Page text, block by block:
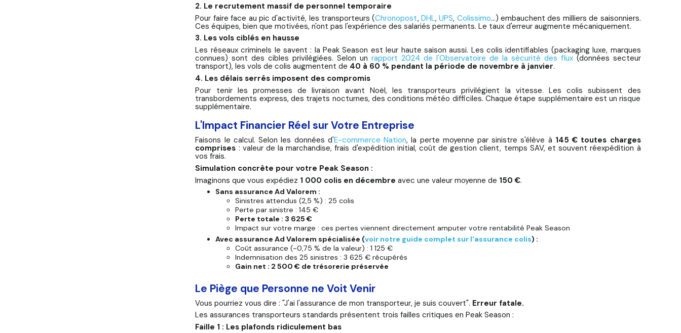
2. Le recrutement massif de personnel temporaire
Pour faire face au pic d'activité, les transporteurs (Chronopost, DHL,UPS, Colissimo...) embauchent des milliers de saisonniers.
Ces équipes, bien que motivées, n'ont pas l'expérience des salariés permanents. Le taux d'erreur augmente mécaniquement.
3. Les vols ciblés en hausse
Les réseaux criminels le savent : la Peak Season est leur haute saison aussi. Les colis identifiables (packaging luxe, marques
connues) sont des cibles privilégiées. Selon unrapport 2024 de l'Observatoire de la sécurité des flux(données secteur
transport), les vols de colis augmentent de 40 à 60 % pendant la période de novembre à janvier.
4. Les délais serrés imposent des compromis
Pour tenir les promesses de livraison avant Noël, les transporteurs privilégient la vitesse. Les colis subissent des
transbordements express, des trajets nocturnes, des conditions météo difficiles. Chaque étape supplémentaire est un risque
supplémentaire.
L'Impact Financier Réel sur Votre Entreprise
Faisons le calcul. Selon les données d'E-commerce Nation, la perte moyenne par sinistre s'élève à 145 € toutes charges
comprises : valeur de la marchandise, frais d'expédition initial, coût de gestion client, temps SAV, et souvent réexpédition à
vos frais.
Simulation concrète pour votre Peak Season :
Imaginons que vous expédiez 1 000 colis en décembre avec une valeur moyenne de 150 €.
Sans assurance Ad Valorem :
Sinistres attendus (2,5 %) : 25 colis
Perte par sinistre : 145 €
Perte totale : 3 625 €
Impact sur votre marge : ces pertes viennent directement amputer votre rentabilité Peak Season
Avec assurance Ad Valorem spécialisée (voir notre guide complet sur l'assurance colis) :
Coût assurance (~0,75 % de la valeur) : 1 125 €
Indemnisation des 25 sinistres : 3 625 € récupérés
Gain net : 2 500 € de trésorerie préservée
Le Piège que Personne ne Voit Venir
Vous pourriez vous dire : "J'ai l'assurance de mon transporteur, je suis couvert". Erreur fatale.
Les assurances transporteurs standards présentent trois failles critiques en Peak Season :
Faille 1 : Les plafonds ridiculement bas